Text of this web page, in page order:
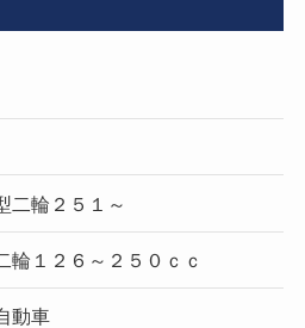
輪２５１～
１２６～２５０ｃｃ
動車